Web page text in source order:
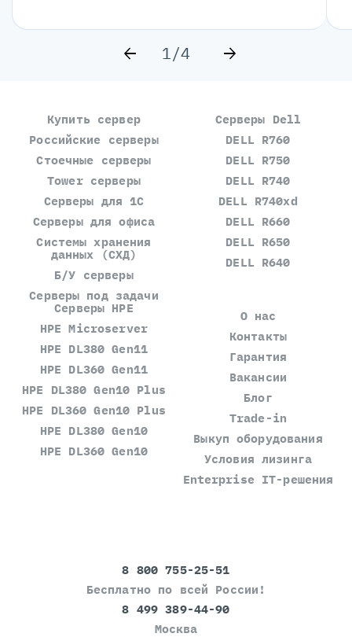
1/4
Купить сервер
Российские серверы
Стоечные серверы
Tower серверы
Серверы для 1С
Серверы для офиса
Системы хранения
данных (СХД)
Б/У серверы
Серверы под задачи
Серверы Dell
DELL R760
DELL R750
DELL R740
DELL R740xd
DELL R660
DELL R650
DELL R640
Серверы HPE
HPE Microserver
HPE DL380 Gen11
HPE DL360 Gen11
HPE DL380 Gen10 Plus
HPE DL360 Gen10 Plus
HPE DL380 Gen10
HPE DL360 Gen10
О нас
Контакты
Гарантия
Вакансии
Блог
Trade-in
Выкуп оборудования
Условия лизинга
Enterprise IT-решения
8 800 755-25-51
Бесплатно по всей России!
8 499 389-44-90
Москва